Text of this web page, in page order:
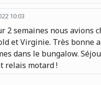
10:03
2 semaines nous avions
et Virginie. Très bonne
dans le bungalow.
relais motard !